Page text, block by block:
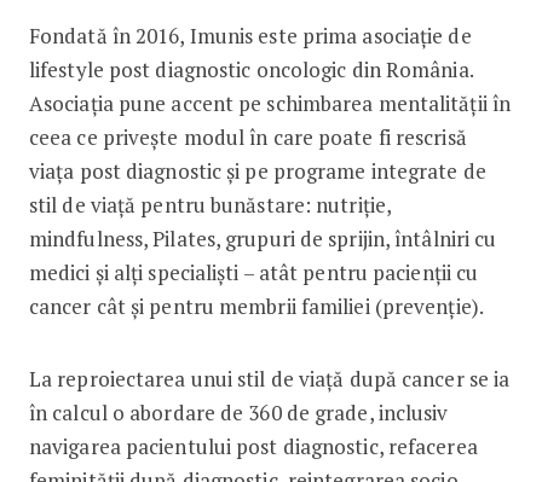
Fondată în 2016, Imunis este prima asociație de
lifestyle post diagnostic oncologic din România.
Asociația pune accent pe schimbarea mentalității în
ceea ce privește modul în care poate fi rescrisă
viața post diagnostic și pe programe integrate de
stil de viață pentru bunăstare: nutriție,
mindfulness, Pilates, grupuri de sprijin, întâlniri cu
medici și alți specialiști – atât pentru pacienții cu
cancer cât și pentru membrii familiei (prevenție).
La reproiectarea unui stil de viață după cancer se ia
în calcul o abordare de 360 de grade, inclusiv
navigarea pacientului post diagnostic, refacerea